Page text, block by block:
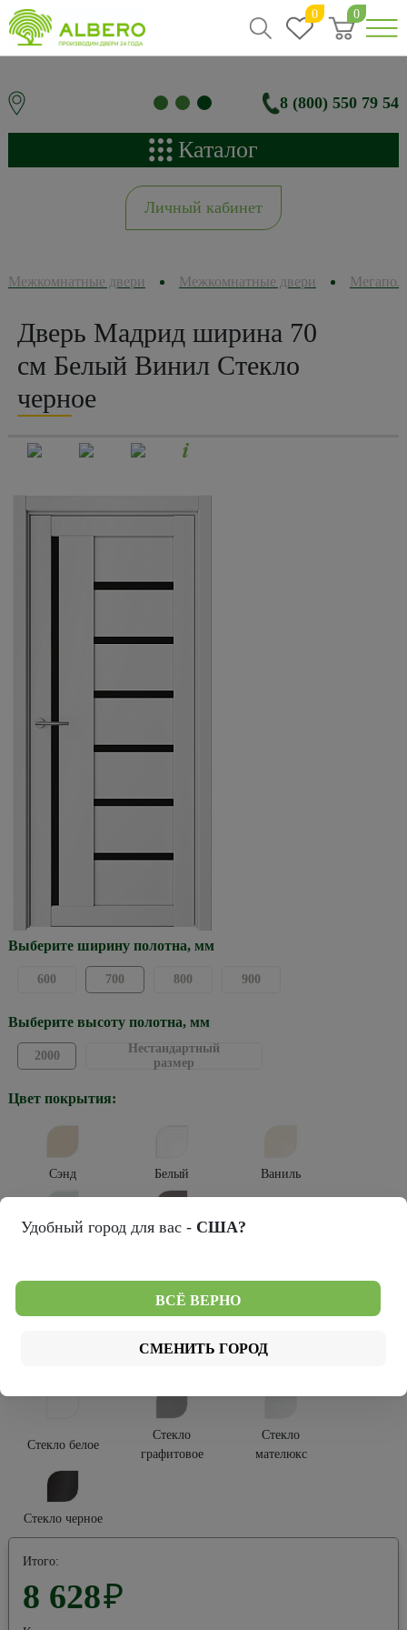
0 0
8 (800) 550 79 54
Каталог
Личный кабинет
Межкомнатные двери Межкомнатные двери
Дверь Мадрид ширина 70
см Белый Винил Стекло
черное
Выберите ширину полотна, мм
600 700 800 900
Выберите высоту полотна, мм
2000
Нестандартный
размер
Цвет покрытия:
Сэнд Белый Ваниль
Стекло белое
Стекло
графитовое
Стекло
мателюкс
Стекло черное
Итого:
8 628₽
Удобный город для вас - США?
ВСЁ ВЕРНО
СМЕНИТЬ ГОРОД